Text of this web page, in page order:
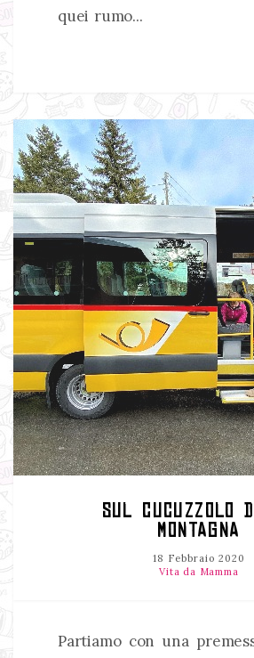
quei rumo...
SUL CUCUZZOLO
MONTAGNA
18 Febbraio 2020
Vita da Mamma
Partiamo con una